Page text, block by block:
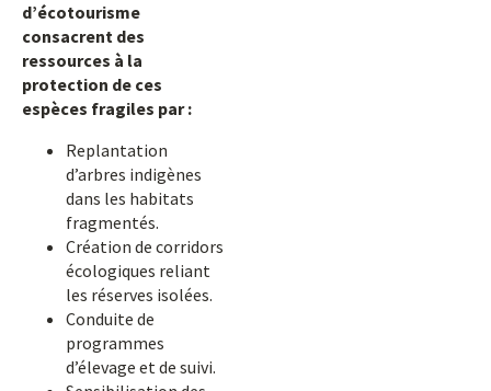
d’écotourisme
consacrent des
ressources à la
protection de ces
espèces fragiles par :
Replantation
d’arbres indigènes
dans les habitats
fragmentés.
Création de corridors
écologiques reliant
les réserves isolées.
Conduite de
programmes
d’élevage et de suivi.